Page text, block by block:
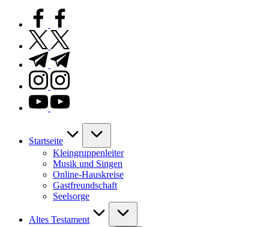
facebook.com
twitter.com
t.me
instagram.com
youtube.com
Startseite
Kleingruppenleiter
Musik und Singen
Online-Hauskreise
Gastfreundschaft
Seelsorge
Altes Testament